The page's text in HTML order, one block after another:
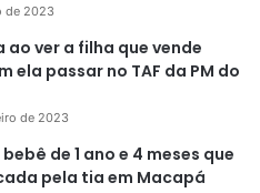
de 2023
ao ver a filha que vende
ela passar no TAF da PM do
de 2023
de 1 ano e 4 meses que
pela tia em Macapá